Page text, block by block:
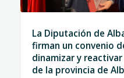
La Diputación de
firman un convenio
dinamizar y
de la provincia de